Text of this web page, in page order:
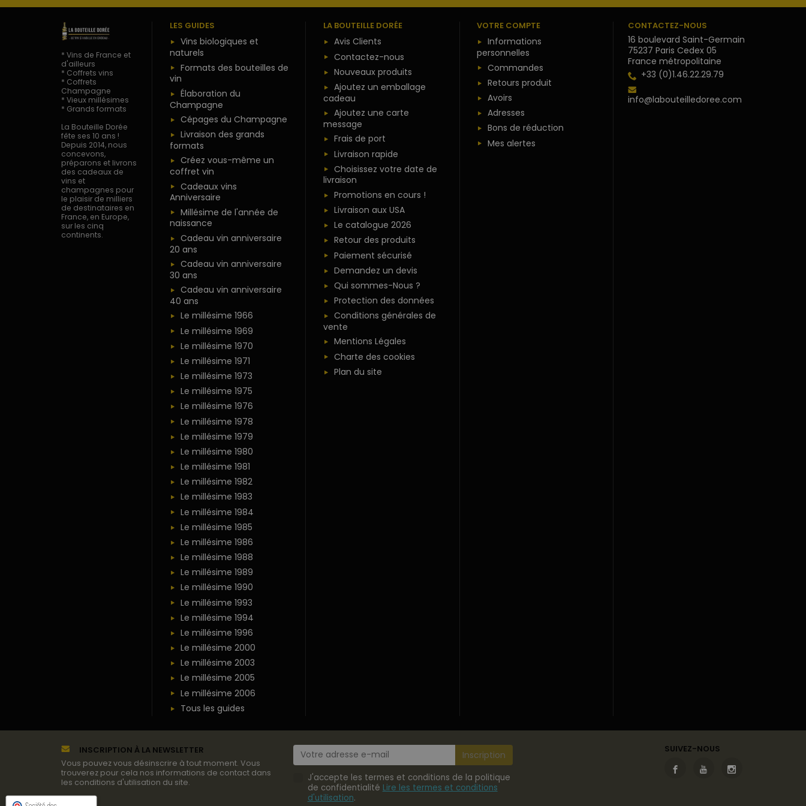
* Vins de France et
d'ailleurs
* Coffrets vins
* Coffrets
Champagne
* Vieux millésimes
* Grands formats
La Bouteille Dorée
fête ses 10 ans !
Depuis 2014, nous
concevons,
préparons et livrons
des cadeaux de
vins et
champagnes pour
le plaisir de milliers
de destinataires en
France, en Europe,
sur les cinq
continents.
LES GUIDES
Vins biologiques et
naturels
Formats des bouteilles de
vin
Élaboration du
Champagne
Cépages du Champagne
Livraison des grands
formats
Créez vous-même un
coffret vin
Cadeaux vins
Anniversaire
Millésime de l'année de
naissance
Cadeau vin anniversaire
20 ans
Cadeau vin anniversaire
30 ans
Cadeau vin anniversaire
40 ans
Le millésime 1966
Le millésime 1969
Le millésime 1970
Le millésime 1971
Le millésime 1973
Le millésime 1975
Le millésime 1976
Le millésime 1978
Le millésime 1979
Le millésime 1980
Le millésime 1981
Le millésime 1982
Le millésime 1983
Le millésime 1984
Le millésime 1985
Le millésime 1986
Le millésime 1988
Le millésime 1989
Le millésime 1990
Le millésime 1993
Le millésime 1994
Le millésime 1996
Le millésime 2000
Le millésime 2003
Le millésime 2005
Le millésime 2006
Tous les guides
LA BOUTEILLE DORÉE
Avis Clients
Contactez-nous
Nouveaux produits
Ajoutez un emballage
cadeau
Ajoutez une carte
message
Frais de port
Livraison rapide
Choisissez votre date de
livraison
Promotions en cours !
Livraison aux USA
Le catalogue 2026
Retour des produits
Paiement sécurisé
Demandez un devis
Qui sommes-Nous ?
Protection des données
Conditions générales de
vente
Mentions Légales
Charte des cookies
Plan du site
VOTRE COMPTE
Informations
personnelles
Commandes
Retours produit
Avoirs
Adresses
Bons de réduction
Mes alertes
CONTACTEZ-NOUS
16 boulevard Saint-Germain
75237 Paris Cedex 05
France métropolitaine
+33 (0)1.46.22.29.79
info@labouteilledoree.com
INSCRIPTION À LA NEWSLETTER
Vous pouvez vous désinscrire à tout moment. Vous
trouverez pour cela nos informations de contact dans
les conditions d'utilisation du site.
J'accepte les termes et conditions de la politique
de confidentialité Lire les termes et conditions
d'utilisation.
SUIVEZ-NOUS